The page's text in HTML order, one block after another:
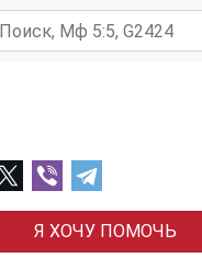
Я ХОЧУ ПОМОЧЬ